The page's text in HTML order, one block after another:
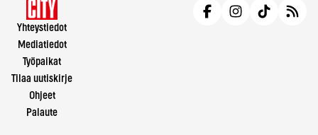
Yhteystiedot
Mediatiedot
Työpaikat
Tilaa uutiskirje
Ohjeet
Palaute